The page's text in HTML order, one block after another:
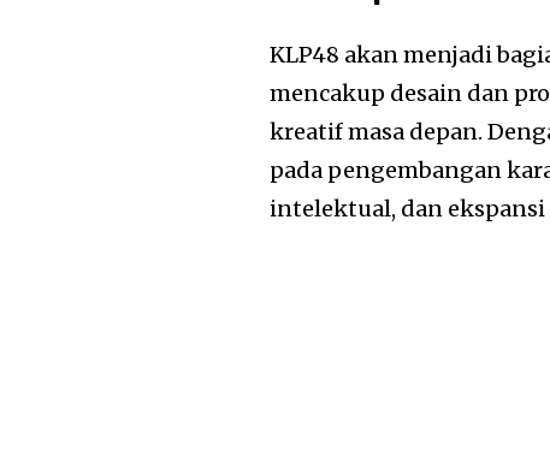
KLP48 akan menjadi
mencakup desain dan
kreatif masa depan.
pada pengembangan
intelektual, dan ekspansi